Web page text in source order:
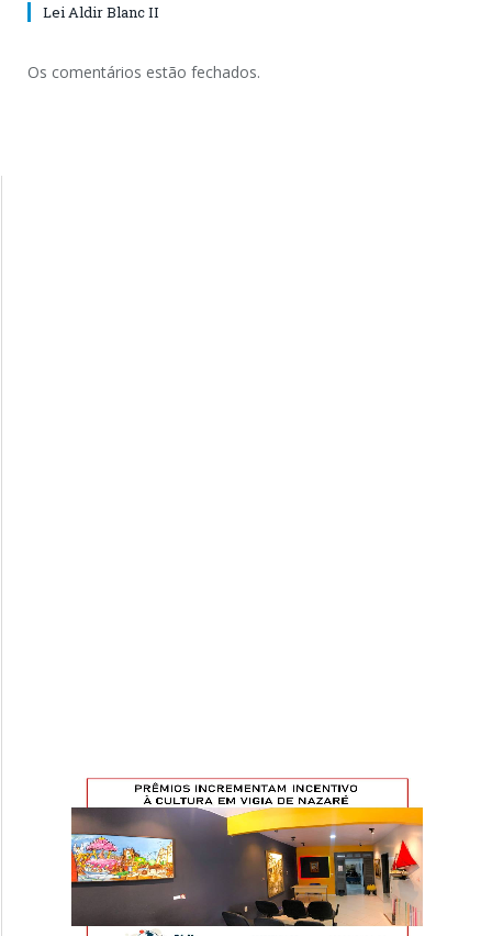
Lei Aldir Blanc II
Os comentários estão fechados.